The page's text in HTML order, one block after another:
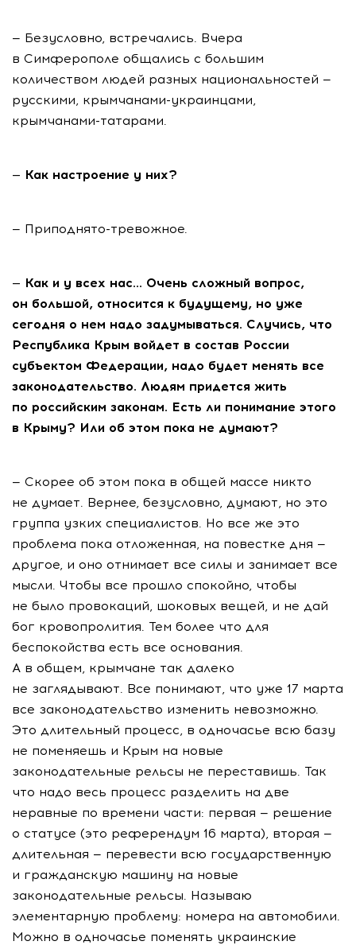
— Безусловно, встречались. Вчера
в Симферополе общались с большим
количеством людей разных национальностей —
русскими, крымчанами-украинцами,
крымчанами-татарами.
— Как настроение у них?
— Приподнято-тревожное.
— Как и у всех нас... Очень сложный вопрос,
он большой, относится к будущему, но уже
сегодня о нем надо задумываться. Случись, что
Республика Крым войдет в состав России
субъектом Федерации, надо будет менять все
законодательство. Людям придется жить
по российским законам. Есть ли понимание этого
в Крыму? Или об этом пока не думают?
— Скорее об этом пока в общей массе никто
не думает. Вернее, безусловно, думают, но это
группа узких специалистов. Но все же это
проблема пока отложенная, на повестке дня —
другое, и оно отнимает все силы и занимает все
мысли. Чтобы все прошло спокойно, чтобы
не было провокаций, шоковых вещей, и не дай
бог кровопролития. Тем более что для
беспокойства есть все основания.
А в общем, крымчане так далеко
не заглядывают. Все понимают, что уже 17 марта
все законодательство изменить невозможно.
Это длительный процесс, в одночасье всю базу
не поменяешь и Крым на новые
законодательные рельсы не переставишь. Так
что надо весь процесс разделить на две
неравные по времени части: первая — решение
о статусе (это референдум 16 марта), вторая —
длительная — перевести всю государственную
и гражданскую машину на новые
законодательные рельсы. Называю
элементарную проблему: номера на автомобили.
Можно в одночасье поменять украинские